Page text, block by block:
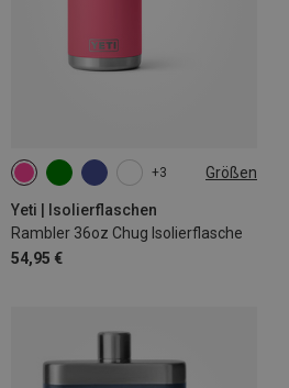
+3 Größen
Yeti | Isolierflaschen
Rambler 36oz Chug Isolierflasche
54,95 €
1.06L